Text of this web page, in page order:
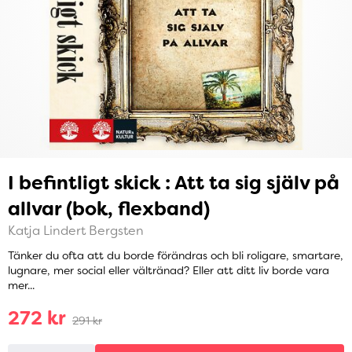
I befintligt skick : Att ta sig själv på
allvar (bok, flexband)
Katja Lindert Bergsten
Tänker du ofta att du borde förändras och bli roligare, smartare,
lugnare, mer social eller vältränad? Eller att ditt liv borde vara
mer...
272 kr 291 kr